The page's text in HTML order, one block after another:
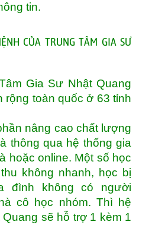
tin.
CỦA TRUNG TÂM GIA SƯ
Gia Sư Nhật Quang
rộng toàn quốc ở 63 tỉnh
nâng cao chất lượng
thông qua hệ thống gia
hoặc online. Một số học
không nhanh, học bị
đình không có người
cô học nhóm. Thì hệ
sẽ hỗ trợ 1 kèm 1